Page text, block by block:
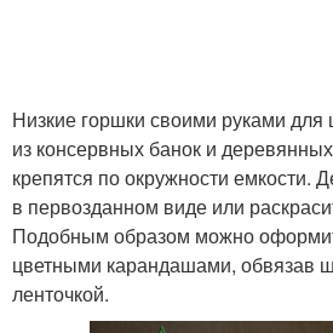
Низкие горшки своими руками для
из консервных банок и
крепятся по окружности емкости.
в первозданном виде или
Подобным образом можно
цветными карандашами, обвязав
ленточкой.